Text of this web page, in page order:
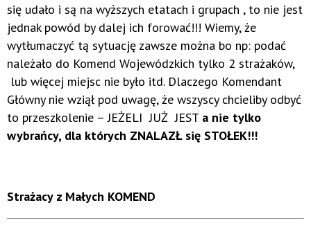
się udało i są na wyższych etatach i grupach , to nie jest
jednak powód by dalej ich forować!!! Wiemy, że
wytłumaczyć tą sytuację zawsze można bo np: podać
należało do Komend Wojewódzkich tylko 2 strażaków,
lub więcej miejsc nie było itd. Dlaczego Komendant
Główny nie wziął pod uwagę, że wszyscy chcieliby odbyć
to przeszkolenie – JEŻELI JUŻ JEST a nie tylko
wybrańcy, dla których ZNALAZŁ się STOŁEK!!!
Strażacy z Małych KOMEND